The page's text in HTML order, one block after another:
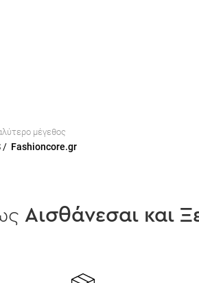
μέγεθος
/ Fashioncore.gr
Aισθάνεσαι και